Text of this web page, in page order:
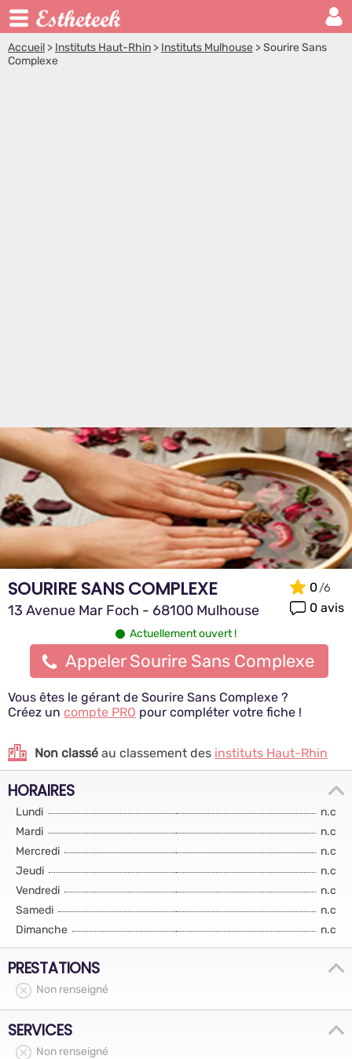
Accueil > Instituts Haut-Rhin > Instituts Mulhouse >Sourire Sans
Complexe
SOURIRE SANS COMPLEXE
13 Avenue Mar Foch - 68100 Mulhouse
0
0 avis
Actuellement ouvert !
Appeler Sourire Sans Complexe
Vous êtes le gérant de Sourire Sans Complexe ?
Créez un compte PRO pour compléter votre fiche !
Non classé au classement des instituts Haut-Rhin
HORAIRES
Lundi
n.c
Mardi
n.c
Mercredi
n.c
Jeudi
n.c
Vendredi
n.c
Samedi
n.c
Dimanche
n.c
PRESTATIONS
Non renseigné
SERVICES
Non renseigné